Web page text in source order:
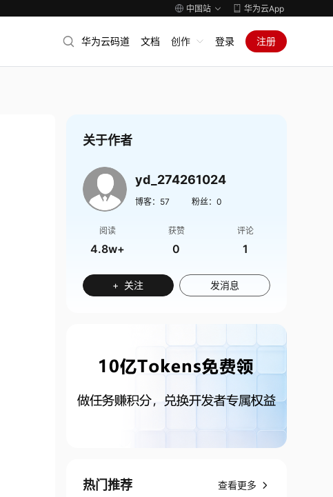
中国站 华为云App
华为云码道 文档 创作 登录 注册
关于作者
yd_274261024
博客： 57 粉丝： 0
阅读
4.8w+
获赞
0
评论
1
+ 关注 发消息
热门推荐 查看更多